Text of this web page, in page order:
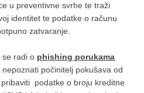
u preventivne svrhe te traži
identitet te podatke o računu
zatvaranje.
se radi o phishing porukama
počinitelj pokušava od
podatke o broju kreditne